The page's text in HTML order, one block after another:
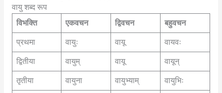
वायु शब्द रूप
विभक्ति
एकवचन द्विवचन बहुवचन
प्रथमा वायुः वायू वायवः
द्वितीया वायुम् वायू वायून्
तृतीया वायुना वायुभ्याम् वायुभिः